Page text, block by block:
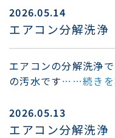
2026.05.14
エアコン分解洗浄
エアコンの分解洗浄
の汚水です……続きを
2026.05.13
エアコン分解洗浄